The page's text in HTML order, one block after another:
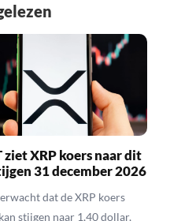
ziet XRP koers naar dit
31 december 2026
dat de XRP koers
stijgen naar 1,40 dollar,